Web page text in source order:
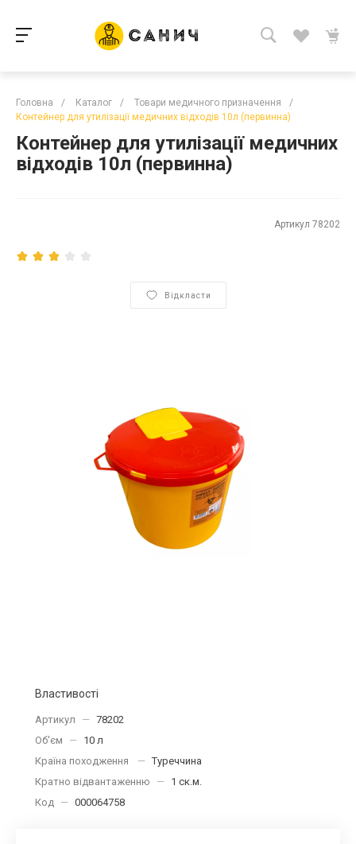
Головна / Каталог / Товари медичного призначення
/
Контейнер для утилізації медичних відходів 10л (первинна)
Контейнер для утилізації медичних
відходів 10л (первинна)
Артикул 78202
Відкласти
Властивості
Артикул — 78202
Об'єм
— 10 л
Країна походження
— Туреччина
Кратно відвантаженню
— 1 ск.м.
Код — 000064758